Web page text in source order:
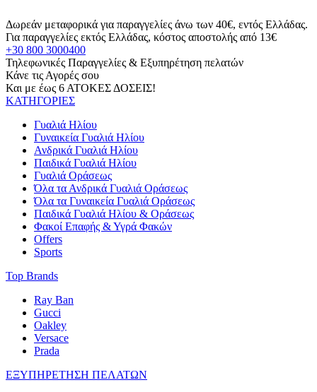
Δωρεάν μεταφορικά για παραγγελίες άνω των 40€, εντός Ελλάδας.
Για παραγγελίες εκτός Ελλάδας, κόστος αποστολής από 13€
+30 800 3000400
Τηλεφωνικές Παραγγελίες & Εξυπηρέτηση πελατών
Κάνε τις Αγορές σου
Και με έως 6 ΑΤΟΚΕΣ ΔΟΣΕΙΣ!
ΚΑΤΗΓΟΡΙΕΣ
Γυαλιά Ηλίου
Γυναικεία Γυαλιά Ηλίου
Ανδρικά Γυαλιά Ηλίου
Παιδικά Γυαλιά Ηλίου
Γυαλιά Οράσεως
Όλα τα Ανδρικά Γυαλιά Οράσεως
Όλα τα Γυναικεία Γυαλιά Οράσεως
Παιδικά Γυαλιά Ηλίου & Οράσεως
Φακοί Επαφής & Υγρά Φακών
Offers
Sports
Top Brands
Ray Ban
Gucci
Oakley
Versace
Prada
ΕΞΥΠΗΡΕΤΗΣΗ ΠΕΛΑΤΩΝ